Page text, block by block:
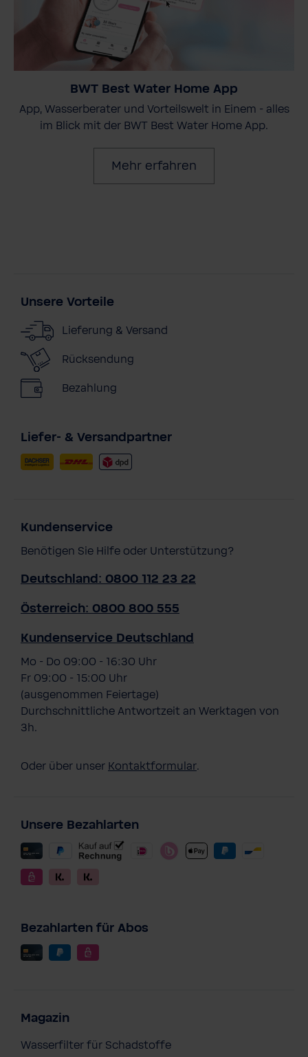
BWT Best Water Home App
App, Wasserberater und Vorteilswelt in Einem - alles
im Blick mit der BWT Best Water Home App.
Mehr erfahren
Unsere Vorteile
Lieferung & Versand
Rücksendung
Bezahlung
Liefer- & Versandpartner
Kundenservice
Benötigen Sie Hilfe oder Unterstützung?
Deutschland: 0800 112 23 22
Österreich: 0800 800 555
Kundenservice Deutschland
Mo - Do 09:00 - 16:30 Uhr
Fr 09:00 - 15:00 Uhr
(ausgenommen Feiertage)
Durchschnittliche Antwortzeit an Werktagen von
3h.
Oder über unser Kontaktformular.
Unsere Bezahlarten
Bezahlarten für Abos
Magazin
Wasserfilter für Schadstoffe